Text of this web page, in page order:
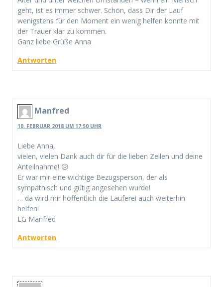
geht, ist es immer schwer. Schön, dass Dir der Lauf
wenigstens für den Moment ein wenig helfen konnte mit
der Trauer klar zu kommen.
Ganz liebe Grüße Anna
Antworten
Manfred
10. FEBRUAR 2018 UM 17:50 UHR
Liebe Anna,
vielen, vielen Dank auch dir für die lieben Zeilen und deine
Anteilnahme! 😥
Er war mir eine wichtige Bezugsperson, der als
sympathisch und gütig angesehen wurde!
… da wird mir hoffentlich die Lauferei auch weiterhin
helfen!
LG Manfred
Antworten